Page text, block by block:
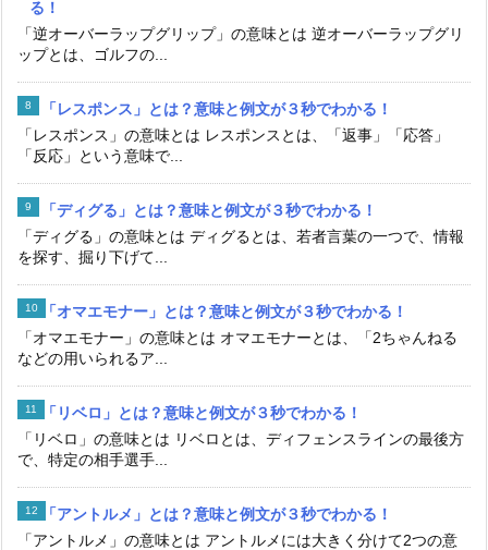
る！
「逆オーバーラップグリップ」の意味とは 逆オーバーラップグリ
ップとは、ゴルフの...
「レスポンス」とは？意味と例文が３秒でわかる！
「レスポンス」の意味とは レスポンスとは、「返事」「応答」
「反応」という意味で...
「ディグる」とは？意味と例文が３秒でわかる！
「ディグる」の意味とは ディグるとは、若者言葉の一つで、情報
を探す、掘り下げて...
「オマエモナー」とは？意味と例文が３秒でわかる！
「オマエモナー」の意味とは オマエモナーとは、「2ちゃんねる
などの用いられるア...
「リベロ」とは？意味と例文が３秒でわかる！
「リベロ」の意味とは リベロとは、ディフェンスラインの最後方
で、特定の相手選手...
「アントルメ」とは？意味と例文が３秒でわかる！
「アントルメ」の意味とは アントルメには大きく分けて2つの意